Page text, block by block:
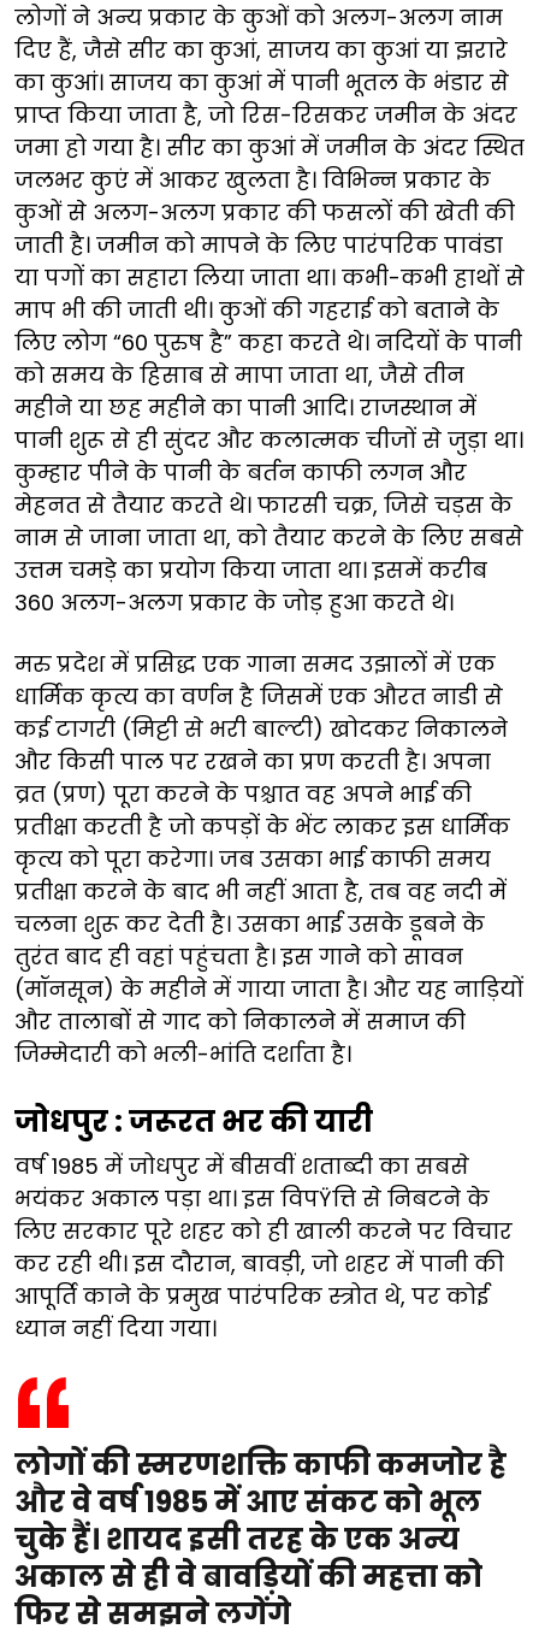
लोगों ने अन्य प्रकार के कुओं को अलग-अलग नाम
दिए हैं, जैसे सीर का कुआं, साजय का कुआं या झरारे
का कुआं। साजय का कुआं में पानी भूतल के भंडार से
प्राप्त किया जाता है, जो रिस-रिसकर जमीन के अंदर
जमा हो गया है। सीर का कुआं में जमीन के अंदर स्थित
जलभर कुएं में आकर खुलता है। विभिन्न प्रकार के
कुओं से अलग-अलग प्रकार की फसलों की खेती की
जाती है। जमीन को मापने के लिए पारंपरिक पावंडा
या पगों का सहारा लिया जाता था। कभी-कभी हाथों से
माप भी की जाती थी। कुओं की गहराई को बताने के
लिए लोग “60 पुरुष है” कहा करते थे। नदियों के पानी
को समय के हिसाब से मापा जाता था, जैसे तीन
महीने या छह महीने का पानी आदि। राजस्थान में
पानी शुरू से ही सुंदर और कलात्मक चीजों से जुड़ा था।
कुम्हार पीने के पानी के बर्तन काफी लगन और
मेहनत से तैयार करते थे। फारसी चक्र, जिसे चड़स के
नाम से जाना जाता था, को तैयार करने के लिए सबसे
उत्तम चमड़े का प्रयोग किया जाता था। इसमें करीब
360 अलग-अलग प्रकार के जोड़ हुआ करते थे।
मरु प्रदेश में प्रसिद्ध एक गाना समद उझालों में एक
धार्मिक कृत्य का वर्णन है जिसमें एक औरत नाडी से
कई टागरी (मिट्टी से भरी बाल्टी) खोदकर निकालने
और किसी पाल पर रखने का प्रण करती है। अपना
व्रत (प्रण) पूरा करने के पश्चात वह अपने भाई की
प्रतीक्षा करती है जो कपड़ों के भेंट लाकर इस धार्मिक
कृत्य को पूरा करेगा। जब उसका भाई काफी समय
प्रतीक्षा करने के बाद भी नहीं आता है, तब वह नदी में
चलना शुरू कर देती है। उसका भाई उसके डूबने के
तुरंत बाद ही वहां पहुंचता है। इस गाने को सावन
(मॉनसून) के महीने में गाया जाता है। और यह नाड़ियों
और तालाबों से गाद को निकालने में समाज की
जिम्मेदारी को भली-भांति दर्शाता है।
जोधपुर : जरूरत भर की यारी
वर्ष 1985 में जोधपुर में बीसवीं शताब्दी का सबसे
भयंकर अकाल पड़ा था। इस विपŸत्ति से निबटने के
लिए सरकार पूरे शहर को ही खाली करने पर विचार
कर रही थी। इस दौरान, बावड़ी, जो शहर में पानी की
आपूर्ति काने के प्रमुख पारंपरिक स्त्रोत थे, पर कोई
ध्यान नहीं दिया गया।
लोगों की स्मरणशक्ति काफी कमजोर है
और वे वर्ष 1985 में आए संकट को भूल
चुके हैं। शायद इसी तरह के एक अन्य
अकाल से ही वे बावड़ियों की महत्ता को
फिर से समझने लगेंगे